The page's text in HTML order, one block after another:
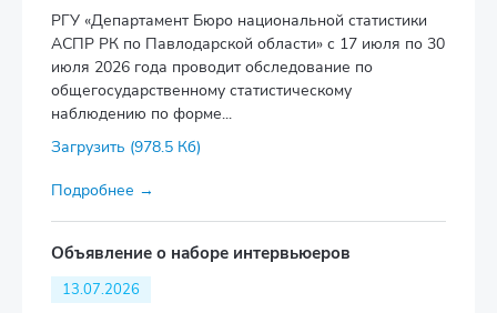
РГУ «Департамент Бюро национальной статистики
АСПР РК по Павлодарской области» с 17 июля по 30
июля 2026 года проводит обследование по
общегосударственному статистическому
наблюдению по форме...
Загрузить (978.5 Кб)
Подробнее →
Объявление о наборе интервьюеров
13.07.2026